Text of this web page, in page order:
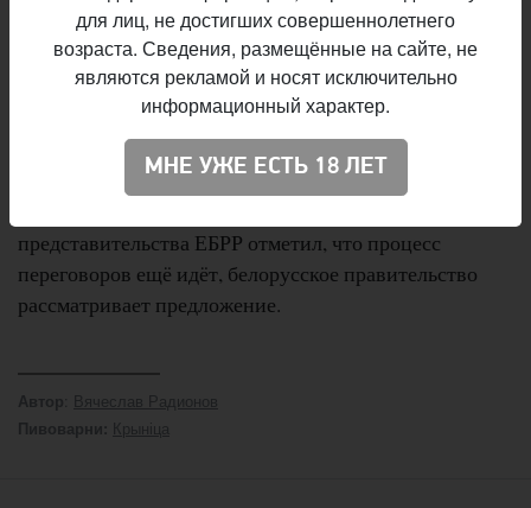
акционерный капитал предприятия на 5 лет с
последующей продажей своего пакета акций
стратегическому инвестору.
Отвечая на вопросы о возможной покупке
ирландским концерном CRH ОАО
представительства ЕБРР отметил, что процесс
переговоров ещё идёт, белорусское правительство
рассматривает предложение.
Автор Вячеслав Радионов
Пивоварни: Крыніца
для лиц, не достигших совершеннолетнего
возраста. Сведения, размещённые на сайте, не
являются рекламой и носят исключительно
информационный характер.
МНЕ УЖЕ ЕСТЬ 18 ЛЕТ